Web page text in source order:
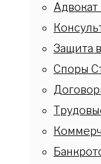
Защита
Споры